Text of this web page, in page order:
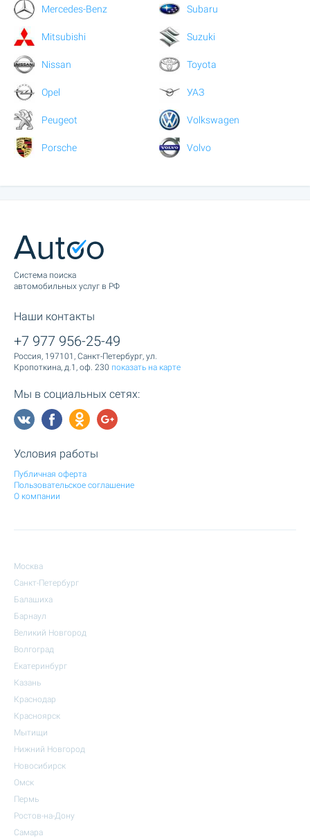
Mercedes-Benz
Mitsubishi
Nissan
Opel
Peugeot
Porsche
Subaru
Suzuki
Toyota
УАЗ
Volkswagen
Volvo
Cистема поиска
автомобильных услуг в РФ
Наши контакты
+7 977 956-25-49
Россия, 197101, Санкт-Петербург, ул.
Кропоткина, д.1, оф. 230 показать на карте
Мы в социальных сетях:
Условия работы
Публичная оферта
Пользовательское соглашение
О компании
Москва
Санкт-Петербург
Балашиха
Барнаул
Великий Новгород
Волгоград
Екатеринбург
Казань
Краснодар
Красноярск
Мытищи
Нижний Новгород
Новосибирск
Омск
Пермь
Ростов-на-Дону
Самара